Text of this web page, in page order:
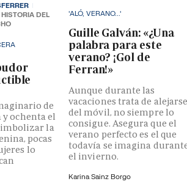
de
y ochenta el
la
pocas
lo
DEL
'ALÓ, VERANO...'
Guille Galván: «¿Una
palabra para este
verano? ¡Gol de
Ferran!»
Aunque durante las
vacaciones trata de
del móvil, no siempre lo
consigue. Asegura que el
verano perfecto es el que
todavía se imagina
el invierno.
Karina Sainz Borgo